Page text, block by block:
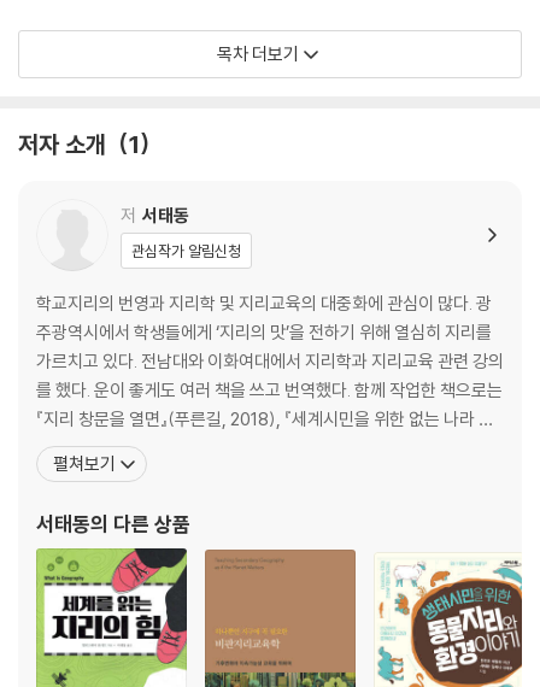
제3부 지리 답사란? 질문이 있는 답사
제4부 생각을 키우는 글쓰기와 독서 연계 수업
교실놀자 6 학생들에게 드리는 지리 서평 쓰는 법
교실놀자 7 서평 샘플
교실놀자 8 그림책 활용 수업
교실놀자 9 지리 독서 연계 수업 도서 목록
제5부 창의력과 표현력을 키우는 그리기 수업
제6부 지리 교사의 전문성
제7부 예비 교사들에게 드리는 글
맺음말
참고 문헌 및 자료
찾아보기
목차 더보기
저자 소개 1
저 서태동
관심작가 알림신청
학교지리의 번영과 지리학 및 지리교육의 대중화에 관심이 많다. 광
주광역시에서 학생들에게 ‘지리의 맛’을 전하기 위해 열심히 지리를
가르치고 있다. 전남대와 이화여대에서 지리학과 지리교육 관련 강의
를 했다. 운이 좋게도 여러 책을 쓰고 번역했다. 함께 작업한 책으로는
『지리 창문을 열면』(푸른길, 2018), 『세계시민을 위한 없는 나라 지
리 이야기』(롤러코스터, 2022), 『생태시민을 위한 동물지리와 환경
이야기』(롤러코스터, 2024), 『지리사상사』(시그마프레스, 2024)
뿐인 지구를 위한 비판지리
펼쳐보기
서태동의 다른 상품